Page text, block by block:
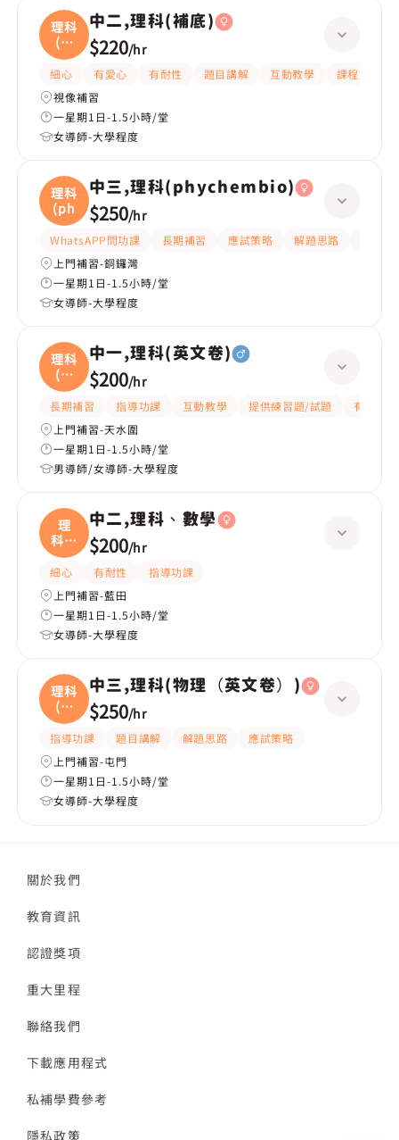
理科
(補
底
中二,理科(補底)
$220/hr
細心 有愛心 有耐性 題目講解 互動教學
課程設計
視像補習
一星期1日-1.5小時/堂
女導師-大學程度
理科
(ph
中三,理科(phychembio)
$250/hr
WhatsAPP問功課 長期補習 應試策略 解題思路
上門補習-銅鑼灣
一星期1日-1.5小時/堂
女導師-大學程度
理科
(英
文
中一,理科(英文卷)
$200/hr
長期補習 指導功課 互動教學 提供練習題/試題
有耐性
上門補習-天水圍
一星期1日-1.5小時/堂
男導師/女導師-大學程度
理
科、
數學
中二,理科、數學
$200/hr
細心 有耐性
指導功課
上門補習-藍田
一星期1日-1.5小時/堂
女導師-大學程度
理科
(物
理
中三,理科(物理（英文卷）)
$250/hr
指導功課 題目講解 解題思路
應試策略
上門補習-屯門
一星期1日-1.5小時/堂
女導師-大學程度
關於我們
教育資訊
認證獎項
重大里程
聯絡我們
下載應用程式
私補學費參考
隱私政策